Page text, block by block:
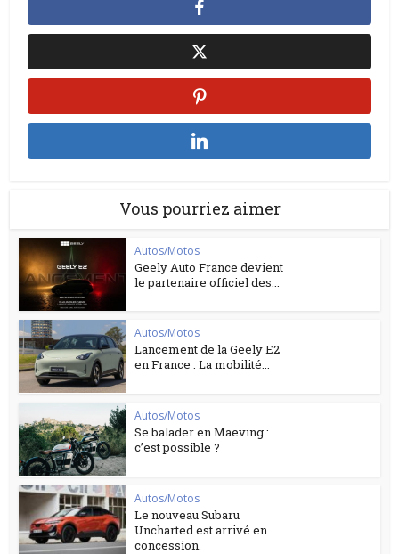
Vous pourriez aimer
Autos/Motos
Geely Auto France devient
le partenaire officiel des...
Autos/Motos
Lancement de la Geely E2
en France : La mobilité...
Autos/Motos
Se balader en Maeving :
c’est possible ?
Autos/Motos
Le nouveau Subaru
Uncharted est arrivé en
concession.